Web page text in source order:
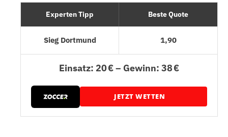
Experten Tipp Beste Quote
Sieg Dortmund 1,90
Einsatz: 20 € – Gewinn: 38 €
JETZT WETTEN